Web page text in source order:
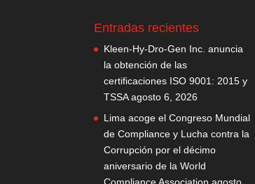
Entradas recientes
Kleen-Hy-Dro-Gen Inc. anuncia
la obtención de las
certificaciones ISO 9001: 2015 y
TSSA agosto 6, 2026
Lima acoge el Congreso Mundial
de Compliance y Lucha contra la
Corrupción por el décimo
aniversario de la World